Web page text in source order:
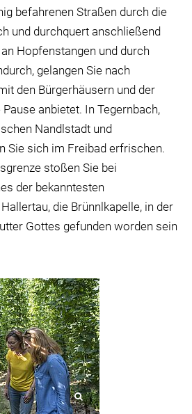
befahrenen Straßen durch die
und durchquert anschließend
Hopfenstangen und durch
gelangen Sie nach
den Bürgerhäusern und der
anbietet. In Tegernbach,
Nandlstadt und
Sie sich im Freibad erfrischen.
stoßen Sie bei
der bekanntesten
die Brünnlkapelle, in der
Gottes gefunden worden sein